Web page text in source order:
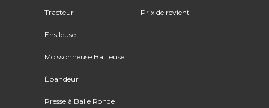
Tracteur
Ensileuse
Moissonneuse Batteuse
Épandeur
Presse à Balle Ronde
Prix de revient